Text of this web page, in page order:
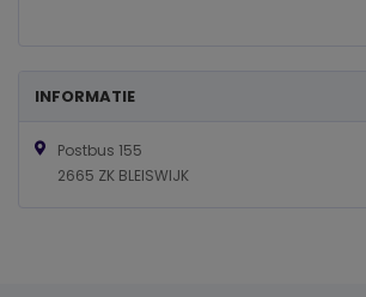
INFORMATIE
Postbus 155
2665 ZK BLEISWIJK